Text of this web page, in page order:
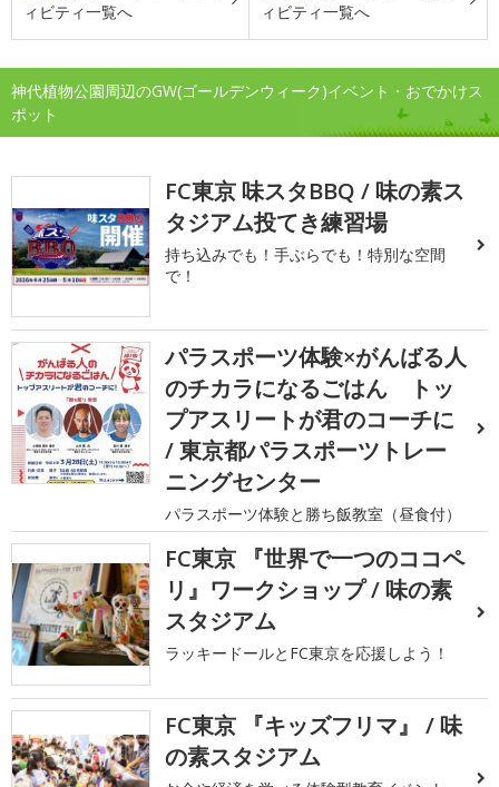
ィビティ一覧へ
ィビティ一覧へ
神代植物公園周辺のGW(ゴールデンウィーク)イベント・おでかけス
ポット
FC東京 味スタBBQ / 味の素ス
タジアム投てき練習場
持ち込みでも！手ぶらでも！特別な空間
で！
パラスポーツ体験×がんばる人
のチカラになるごはん トッ
プアスリートが君のコーチに
/ 東京都パラスポーツトレー
ニングセンター
パラスポーツ体験と勝ち飯教室（昼食付）
FC東京 『世界で一つのココペ
リ』ワークショップ / 味の素
スタジアム
ラッキードールとFC東京を応援しよう！
FC東京 『キッズフリマ』 / 味
の素スタジアム